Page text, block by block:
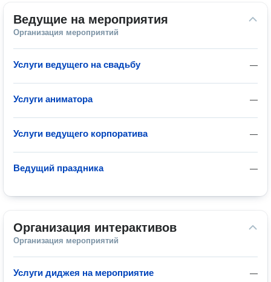
Ведущие на мероприятия
Организация мероприятий
—
Услуги ведущего на свадьбу
—
Услуги аниматора
—
Услуги ведущего корпоратива
—
Ведущий праздника
Организация интерактивов
Организация мероприятий
—
Услуги диджея на мероприятие